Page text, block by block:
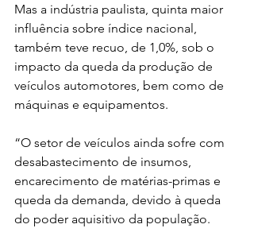
Mas a indústria paulista, quinta maior
influência sobre índice nacional,
também teve recuo, de 1,0%, sob o
impacto da queda da produção de
veículos automotores, bem como de
máquinas e equipamentos.
“O setor de veículos ainda sofre com
desabastecimento de insumos,
encarecimento de matérias-primas e
queda da demanda, devido à queda
do poder aquisitivo da população.